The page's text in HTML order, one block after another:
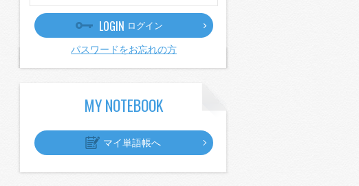
LOGIN ログイン
パスワードをお忘れの方
MY NOTEBOOK
マイ単語帳へ